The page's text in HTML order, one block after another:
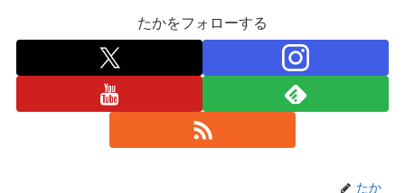
たかをフォローする
たか